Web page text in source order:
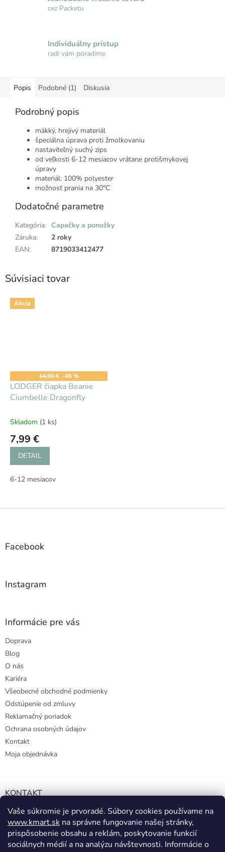
Vaše súkromie je prvoradé. Súbory cookies používame na
www.kmart.sk na správne fungovanie našej stránky,
prispôsobenie obsahu a reklám, poskytovanie funkcií
sociálnych médií a na analýzu návštevnosti. Informácie o
cez Packetu
Individuálny prístup
radi vám poradíme
Popis Podobné (1) Diskusia
Podrobný popis
mäkký, hrejivý materiál
špeciálna úprava proti žmolkovaniu
nastaviteľný suchý zips
od veľkosti 6-12 mesiacov vrátane protišmykovej
úpravy
materiál: 100% polyester
možnosť prania na 30°C
Dodatočné parametre
Kategória: Capačky a ponožky
Záruka:
2 roky
EAN: 8719033412477
Súvisiaci tovar
Akcia
14,90 € –46 %
LODGER čiapka Beanie
Ciumbelle Dragonfly
Skladom (1 ks)
7,99 €
DETAIL
6-12 mesiacov
Z
Facebook
Instagram
Informácie pre vás
Doprava
Blog
O nás
Kariéra
Všeobecné obchodné podmienky
Odstúpenie od zmluvy
Reklamačný poriadok
Ochrana osobných údajov
Kontakt
Moja objednávka
KONTAKT
info@kmart.sk
+421 947 979 193
+421 947 979 193